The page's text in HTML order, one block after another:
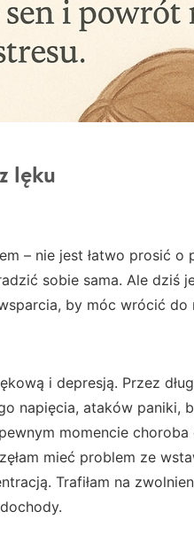
lęku
– nie jest łatwo prosić o
sobie sama. Ale dziś
by móc wrócić do
i depresją. Przez
napięcia, ataków paniki,
momencie
mieć problem ze
Trafiłam na